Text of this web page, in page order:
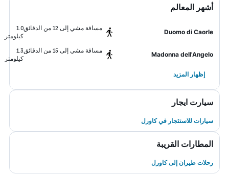
أشهر المعالم
Duomo di Caorle
مسافة مشي إلى 12 من الدقائق
1.0
كيلومتر
Madonna dell'Angelo
مسافة مشي إلى 15 من الدقائق
1.3
كيلومتر
إظهار المزيد
سيارت ايجار
سيارات للاستئجار في كاورل
المطارات القريبة
رحلات طيران إلى كاورل